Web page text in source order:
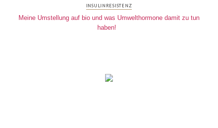
INSULINRESISTENZ
Meine Umstellung auf bio und was Umwelthormone damit zu tun
haben!